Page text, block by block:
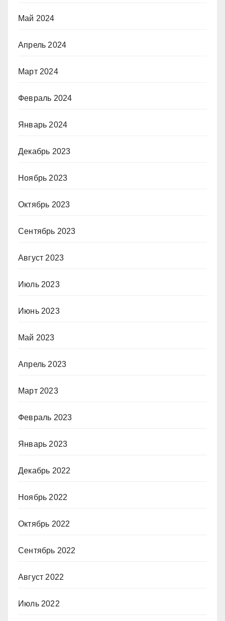
Май 2024
Апрель 2024
Март 2024
Февраль 2024
Январь 2024
Декабрь 2023
Ноябрь 2023
Октябрь 2023
Сентябрь 2023
Август 2023
Июль 2023
Июнь 2023
Май 2023
Апрель 2023
Март 2023
Февраль 2023
Январь 2023
Декабрь 2022
Ноябрь 2022
Октябрь 2022
Сентябрь 2022
Август 2022
Июль 2022